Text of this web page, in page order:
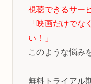
視聴できるサー
「映画だけでな
い！」
このような悩み
無料トライアル